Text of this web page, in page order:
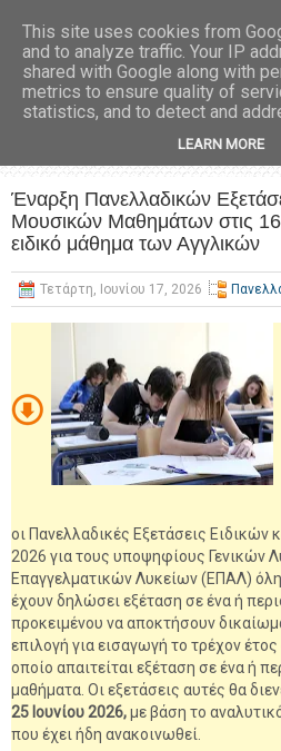
Έναρξη Πανελλαδικών
Μουσικών Μαθημάτων στις 16
ειδικό μάθημα των Αγγλικών
Τετάρτη, Ιουνίου 17, 2026
οι Πανελλαδικές Εξετάσεις
2026 για τους υποψηφίους Γενικών
Επαγγελματικών Λυκείων (ΕΠΑΛ)
έχουν δηλώσει εξέταση σε ένα ή
προκειμένου να αποκτήσουν
επιλογή για εισαγωγή το τρέχον
οποίο απαιτείται εξέταση σε ένα ή
μαθήματα. Οι εξετάσεις αυτές θα
25 Ιουνίου 2026,με βάση το
που έχει ήδη ανακοινωθεί.
This site uses cookies from
and to analyze traffic. Your IP
shared with Google along with
metrics to ensure quality of
statistics, and to detect and
LEARN MORE